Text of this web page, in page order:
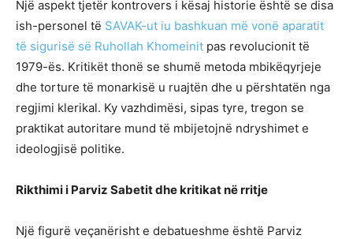
Një aspekt tjetër kontrovers i kësaj historie është se disa
ish-personel të SAVAK-ut iu bashkuan më vonë aparatit
të sigurisë së Ruhollah Khomeinit pas revolucionit të
1979-ës. Kritikët thonë se shumë metoda mbikëqyrjeje
dhe torture të monarkisë u ruajtën dhe u përshtatën nga
regjimi klerikal. Ky vazhdimësi, sipas tyre, tregon se
praktikat autoritare mund të mbijetojnë ndryshimet e
ideologjisë politike.
Rikthimi i Parviz Sabetit dhe kritikat në rritje
Një figurë veçanërisht e debatueshme është Parviz